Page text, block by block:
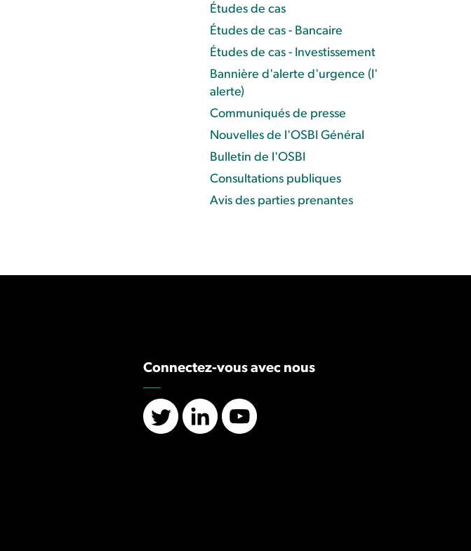
Études de cas
Études de cas - Bancaire
Études de cas - Investissement
Bannière d'alerte d'urgence (l'
alerte)
Communiqués de presse
Nouvelles de l'OSBI Général
Bulletin de l'OSBI
Consultations publiques
Avis des parties prenantes
Connectez-vous avec nous
X/TwitterLinkedInYouTube